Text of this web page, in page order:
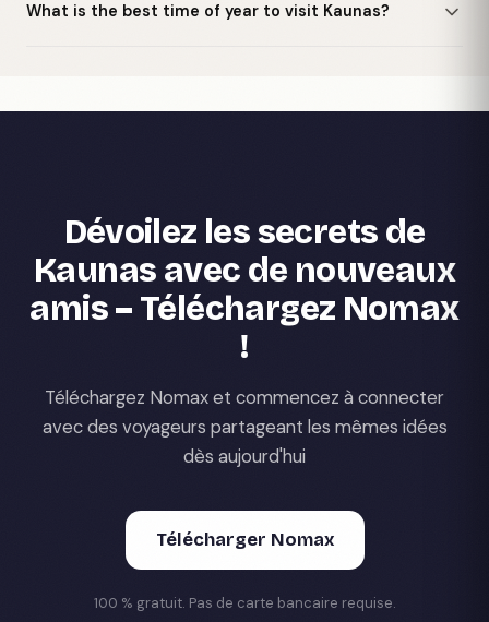
What is the best time of year to visit Kaunas?
Dévoilez les secrets de
Kaunas avec de nouveaux
amis – Téléchargez Nomax
!
Téléchargez Nomax et commencez à connecter
avec des voyageurs partageant les mêmes idées
dès aujourd'hui
Télécharger Nomax
100 % gratuit. Pas de carte bancaire requise.